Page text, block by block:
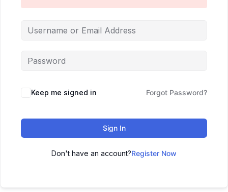
Keep me signed in Forgot Password?
Sign In
Don't have an account?Register Now